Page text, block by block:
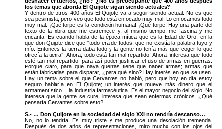
los temas que aborda El Quijote sigan siendo actuales?
Y dentro de otros 400 años El Quijote va a seguir siendo actual. No es que
sea pesimista, pero veo que todo está enfocado muy mal. Lo enfocamos todo
muy mal. ¡Qué torpe es la condición humana! ¡Qué torpe! Hay una parte del
texto de la obra que me estremece y, al mismo tiempo, me fascina y me
encanta. Es cuando habla de la época mítica que es la Edad de Oro, en la
que don Quijote dice que “todo era de todos, que no existía la palabra tuyo y
mío. Entonces la tierra daba todo y la gente no tenía más que coger lo que
ofrecía la tierra”. Ahora, todo está tan mal repartido. Ahora, interesa que todo
esté tan mal repartido, para así poder justificar el uso de armas en guerras.
Porque claro, para que haya guerras tiene que haber armas; armas que
están fabricadas para disparar, ¿para qué sino? Hay interés en que se usen.
Hay un tema sobre el que Cervantes no habló, pero que hoy en día estoy
seguro hablaría en El Quijote; un interés que mueve más dinero que el
armamentístico… la industria farmacéutica. Es el mayor negocio del siglo. No
interesa que la gente se cure, interesa que sean enfermos crónicos. ¿Qué
pensaría Cervantes sobre esto?
S.- … Don Quijote en la sociedad del siglo XXI no tendría descanso…
No, no lo tendría. Es muy triste y me produce una desolación tremenda.
Después de dos años de representaciones, miro mucho con los ojos del